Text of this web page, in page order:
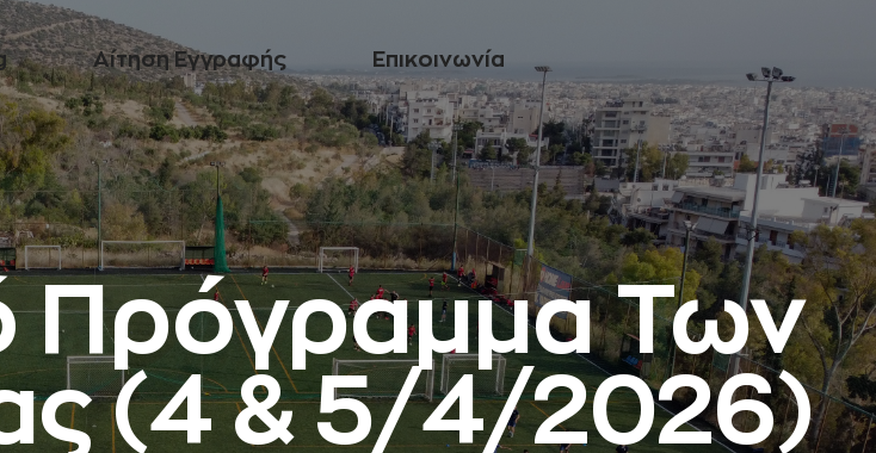
Αίτηση Εγγραφής Eπικοινωνία
Πρόγραμμα Των
(4 & 5/4/2026)